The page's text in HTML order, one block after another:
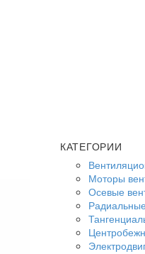
КАТЕГОРИИ
Моторы
Осевые